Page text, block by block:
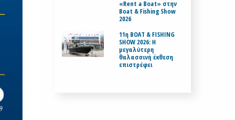
«Rent a Boat» στην
Boat & Fishing Show
2026
11η BOAT & FISHING
SHOW 2026: Η
μεγαλύτερη
θαλασσινή έκθεση
επιστρέφει